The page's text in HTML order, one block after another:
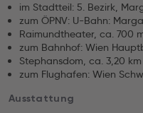
im Stadtteil: 5. Bezirk,
zum ÖPNV: U-Bahn:
Raimundtheater, ca. 700
zum Bahnhof: Wien
Stephansdom, ca. 3,20 km
zum Flughafen: Wien
Ausstattung